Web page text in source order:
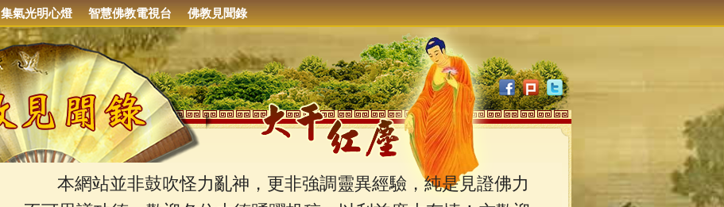
集氣光明心燈 智慧佛教電視台 佛教見聞錄
本網站並非鼓吹怪力亂神，更非強調靈異經驗，純是見證佛力